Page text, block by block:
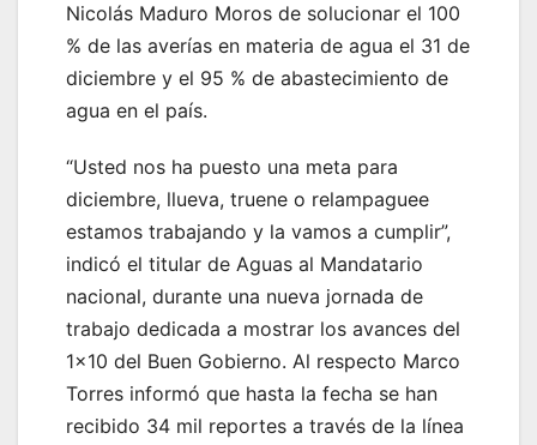
Nicolás Maduro Moros de solucionar el 100
% de las averías en materia de agua el 31 de
diciembre y el 95 % de abastecimiento de
agua en el país.
“Usted nos ha puesto una meta para
diciembre, llueva, truene o relampaguee
estamos trabajando y la vamos a cumplir”,
indicó el titular de Aguas al Mandatario
nacional, durante una nueva jornada de
trabajo dedicada a mostrar los avances del
1×10 del Buen Gobierno. Al respecto Marco
Torres informó que hasta la fecha se han
recibido 34 mil reportes a través de la línea